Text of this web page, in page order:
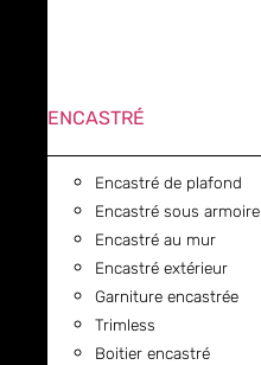
ENCASTRÉ
Encastré de plafond
Encastré sous armoire
Encastré au mur
Encastré extérieur
Garniture encastrée
Trimless
Boitier encastré